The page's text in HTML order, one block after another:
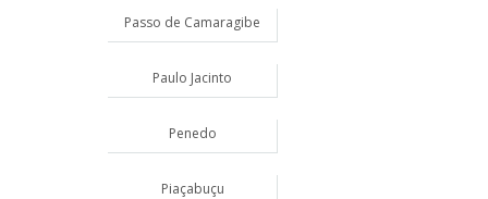
Passo de Camaragibe
Paulo Jacinto
Penedo
Piaçabuçu